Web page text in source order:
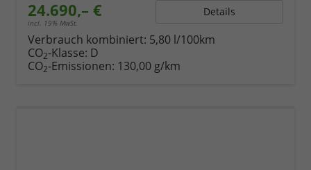
24.690,– €
incl. 19% MwSt.
Details
Verbrauch kombiniert: 5,80 l/100km
CO2-Klasse: D
CO2-Emissionen: 130,00 g/km